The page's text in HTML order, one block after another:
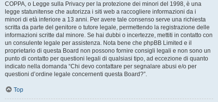
COPPA, o Legge sulla Privacy per la protezione dei minori del 1998, è una
legge statunitense che autorizza i siti web a raccogliere informazioni da i
minori di età inferiore a 13 anni. Per avere tale consenso serve una richiesta
scritta da parte del genitore o tutore legale, permettendo la registrazione delle
informazioni scritte dal minore. Se hai dubbi o incertezze, mettiti in contatto con
un consulente legale per assistenza. Nota bene che phpBB Limited e il
proprietario di questa Board non possono fornire consigli legali e non sono un
punto di contatto per questioni legali di qualsiasi tipo, ad eccezione di quanto
indicato nella domanda “Chi devo contattare per segnalare abusi e/o per
questioni d’ordine legale concernenti questa Board?”.
Top